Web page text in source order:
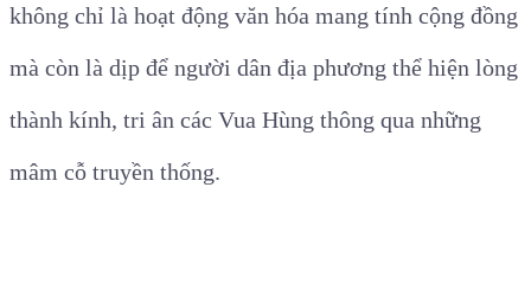
không chỉ là hoạt động văn hóa mang tính cộng đồng
mà còn là dịp để người dân địa phương thể hiện lòng
thành kính, tri ân các Vua Hùng thông qua những
mâm cỗ truyền thống.